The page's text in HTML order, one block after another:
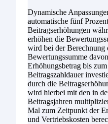
Dynamische
automatische fünf
Beitragserhöhungen
erhöhen die
wird bei der Berechnung
Bewertungssumme
Erhöhungsbetrag bis
Beitragszahldauer
durch die
wird hierbei mit den in
Beitragsjahren
Mal zum Zeitpunkt der
und Vertriebskosten